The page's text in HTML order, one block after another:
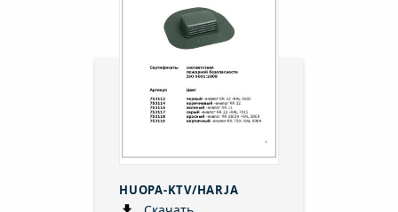
HUOPA-KTV/HARJA